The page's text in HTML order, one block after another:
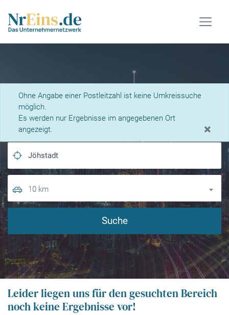
Ohne Angabe einer Postleitzahl ist keine Umkreissuche
möglich.
Es werden nur Ergebnisse im angegebenen Ort
angezeigt.
×
Was suchen Sie?
10 km
Suche
Leider liegen uns für den gesuchten Bereich
noch keine Ergebnisse vor!